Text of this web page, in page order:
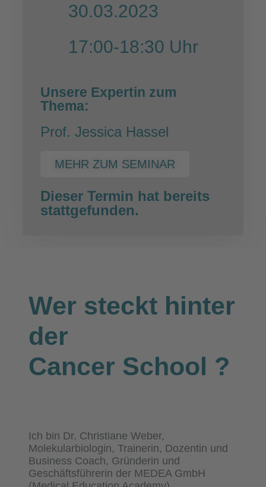
30.03.2023
17:00-18:30 Uhr
Unsere Expertin zum
Thema:
Prof. Jessica Hassel
MEHR ZUM SEMINAR
Dieser Termin hat bereits
stattgefunden.
Wer steckt hinter
der
Cancer School ?
Ich bin Dr. Christiane Weber,
Molekularbiologin, Trainerin, Dozentin und
Business Coach, Gründerin und
Geschäftsführerin der MEDEA GmbH